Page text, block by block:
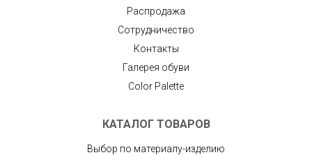
Распродажа
Сотрудничество
Контакты
Галерея обуви
Color Palette
КАТАЛОГ ТОВАРОВ
Выбор по материалу-изделию